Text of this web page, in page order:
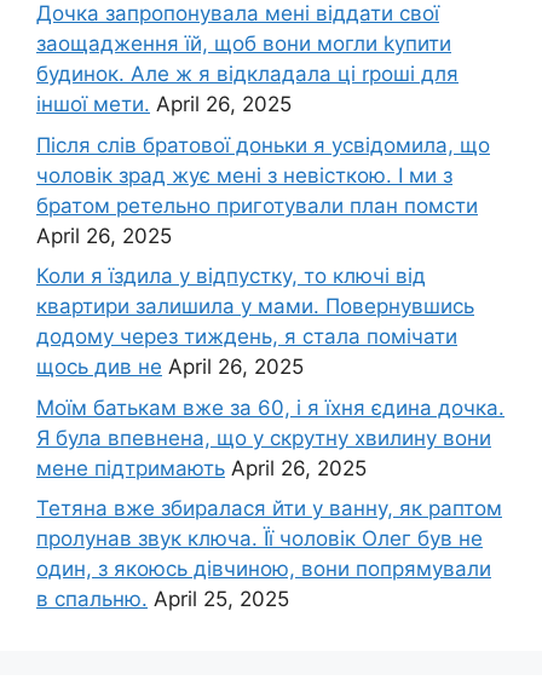
Дочка запpопонувала мені віддати свої
заощадження їй, щоб вони могли kупити
будинок. Але ж я відкладала ці rроші для
іншої мети. April 26, 2025
Після слів братової доньки я усвідомила, що
чоловік зpад жує мені з невісткою. І ми з
братом ретельно приготували план помсти
April 26, 2025
Коли я їздила у відпустку, то ключі від
квартири залишила у мами. Повернувшись
додому через тиждень, я стала помічати
щось див не April 26, 2025
Моїм батькам вже за 60, і я їхня єдина дочка.
Я була впевнена, що у скрутну хвилину вони
мене підтримають April 26, 2025
Тетяна вже збиралася йти у ванну, як раптом
пролунав звук ключа. Її чоловік Олег був не
один, з якоюсь дівчиною, вони попрямували
в спальню. April 25, 2025